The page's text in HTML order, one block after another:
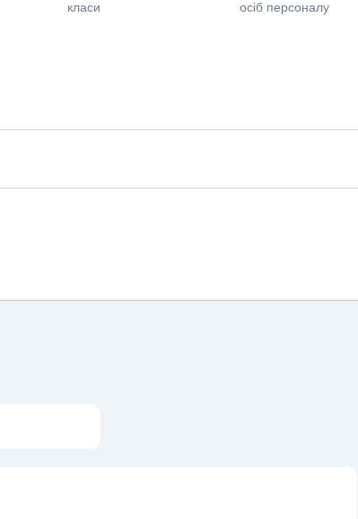
класи осіб персоналу